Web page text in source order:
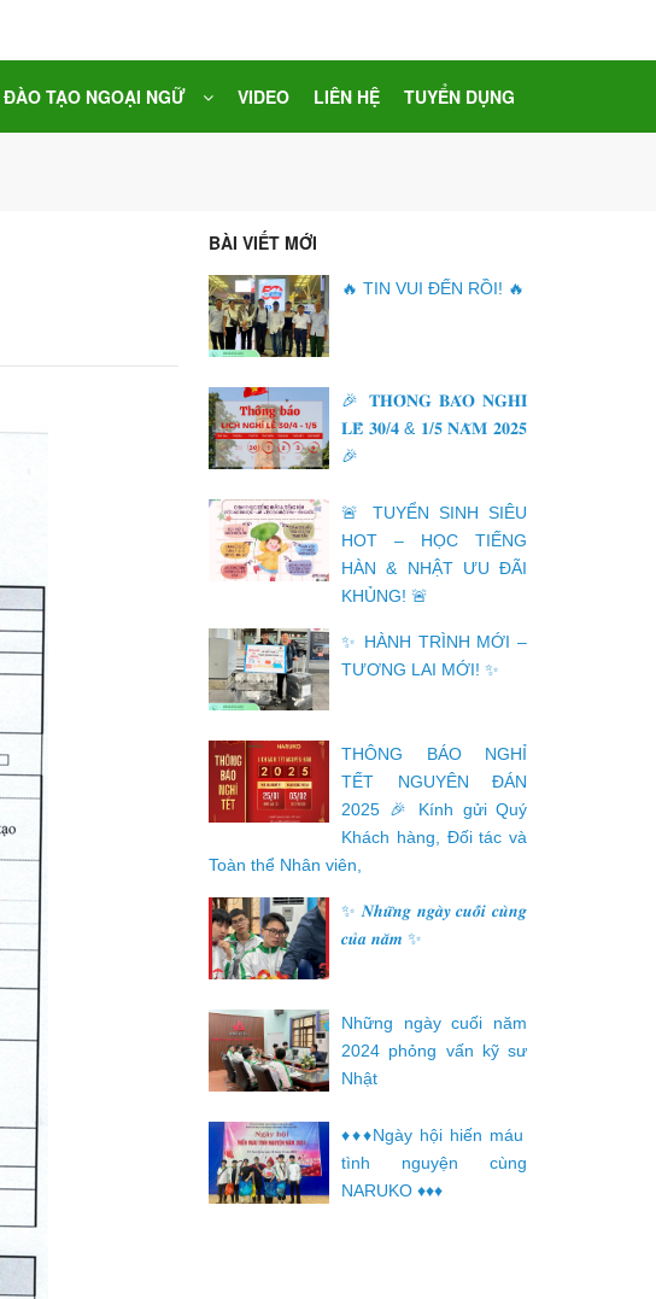
ĐÀO TẠO NGOẠI NGỮ VIDEO LIÊN HỆ TUYỂN DỤNG
BÀI VIẾT MỚI
🔥 TIN VUI ĐẾN RỒI! 🔥
🎉 𝐓𝐇𝐎̂𝐍𝐆 𝐁𝐀́𝐎 𝐍𝐆𝐇𝐈̉
𝐋𝐄̂̃ 𝟑𝟎/𝟒 & 𝟏/𝟓 𝐍𝐀̆𝐌 𝟐𝟎𝟐𝟓
🎉
🚨 TUYỂN SINH SIÊU
HOT – HỌC TIẾNG
HÀN & NHẬT ƯU ĐÃI
KHỦNG! 🚨
✨ HÀNH TRÌNH MỚI –
TƯƠNG LAI MỚI! ✨
THÔNG BÁO NGHỈ
TẾT NGUYÊN ĐÁN
2025 🎉 Kính gửi Quý
Khách hàng, Đối tác và
Toàn thể Nhân viên,
✨ 𝑵𝒉𝒖̛̃𝒏𝒈 𝒏𝒈𝒂̀𝒚 𝒄𝒖𝒐̂́𝒊 𝒄𝒖̀𝒏𝒈
𝒄𝒖̉𝒂 𝒏𝒂̆𝒎 ✨
Những ngày cuối năm
2024 phỏng vấn kỹ sư
Nhật
♦️♦️♦️Ngày hội hiến máu
tình nguyện cùng
NARUKO ♦️♦️♦️